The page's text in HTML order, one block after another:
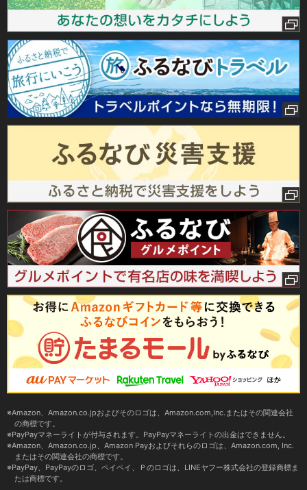
Amazon、Amazon.co.jpおよびそのロゴは、Amazon.com,Inc.またはその関連会社
の商標です。
PayPayマネーライトが付与されます。PayPayマネーライトの出金はできません。
Amazon、Amazon.co.jp、Amazon Payおよびそれらのロゴは、Amazon.com, Inc.
またはその関連会社の商標です。
PayPay、PayPayのロゴ、ペイペイ、Ｐのロゴは、LINEヤフー株式会社の登録商標ま
たは商標です。